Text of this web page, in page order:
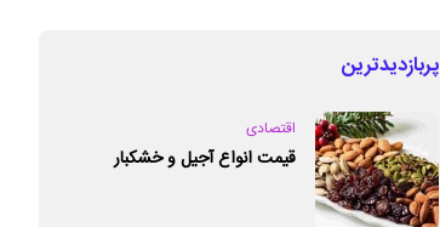
پربازدیدترین
اقتصادی
قیمت انواع آجیل و خشکبار